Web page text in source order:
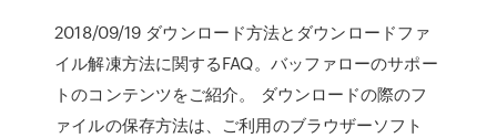
2018/09/19 ダウンロード方法とダウンロードファ
イル解凍方法に関するFAQ。バッファローのサポー
トのコンテンツをご紹介。 ダウンロードの際のフ
ァイルの保存方法は、ご利用のブラウザーソフト